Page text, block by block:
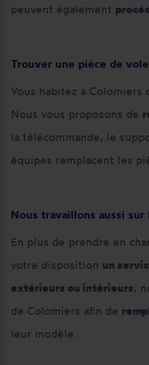
peuvent également
Trouver une pièce de
Vous habitez à Colomiers
Nous vous proposons de
la télécommande, le
équipes remplacent les
Nous travaillons aussi sur
En plus de prendre en
votre disposition un
extérieurs ou intérieurs,
de Colomiers afin de
leur modèle.